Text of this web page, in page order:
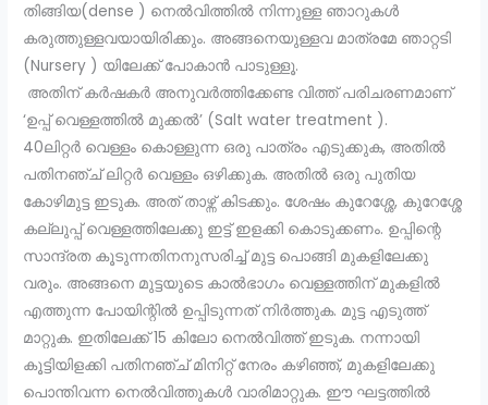
തിങ്ങിയ(dense ) നെൽവിത്തിൽ നിന്നുള്ള ഞാറുകൾ
കരുത്തുള്ളവയായിരിക്കും. അങ്ങനെയുള്ളവ മാത്രമേ ഞാറ്റടി
(Nursery ) യിലേക്ക് പോകാൻ പാടുള്ളൂ.
അതിന് കർഷകർ അനുവർത്തിക്കേണ്ട വിത്ത് പരിചരണമാണ്
‘ഉപ്പ് വെള്ളത്തിൽ മുക്കൽ’ (Salt water treatment ).
40ലിറ്റർ വെള്ളം കൊള്ളുന്ന ഒരു പാത്രം എടുക്കുക, അതിൽ
പതിനഞ്ച് ലിറ്റർ വെള്ളം ഒഴിക്കുക. അതിൽ ഒരു പുതിയ
കോഴിമുട്ട ഇടുക. അത്‌ താഴ്ന്ന് കിടക്കും. ശേഷം കുറേശ്ശേ, കുറേശ്ശേ
കല്ലുപ്പ് വെള്ളത്തിലേക്കു ഇട്ട് ഇളക്കി കൊടുക്കണം. ഉപ്പിന്റെ
സാന്ദ്രത കൂടുന്നതിനനുസരിച്ച് മുട്ട പൊങ്ങി മുകളിലേക്കു
വരും. അങ്ങനെ മുട്ടയുടെ കാൽഭാഗം വെള്ളത്തിന്‌ മുകളിൽ
എത്തുന്ന പോയിന്റിൽ ഉപ്പിടുന്നത് നിർത്തുക. മുട്ട എടുത്ത്
മാറ്റുക. ഇതിലേക്ക് 15 കിലോ നെൽവിത്ത് ഇടുക. നന്നായി
കൂട്ടിയിളക്കി പതിനഞ്ച് മിനിറ്റ് നേരം കഴിഞ്ഞ്, മുകളിലേക്കു
പൊന്തിവന്ന നെൽവിത്തുകൾ വാരിമാറ്റുക. ഈ ഘട്ടത്തിൽ